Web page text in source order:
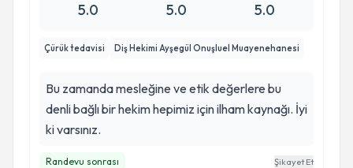
5.0 5.0 5.0
Çürük tedavisi Diş Hekimi Ayşegül Onuşluel Muayenehanesi
Bu zamanda mesleğine ve etik değerlere bu
denli bağlı bir hekim hepimiz için ilham kaynağı. İyi
ki varsınız.
Randevu sonrası Şikayet Et